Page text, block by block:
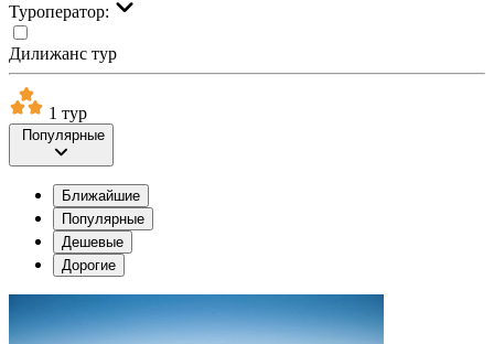
Туроператор:
Дилижанс тур
1 тур
Популярные
Ближайшие
Популярные
Дешевые
Дорогие